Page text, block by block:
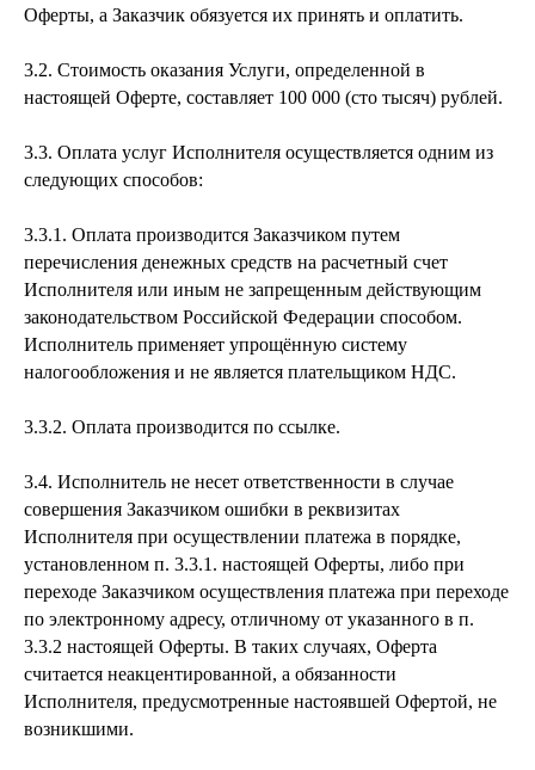
Оферты, а Заказчик обязуется их принять и оплатить.
3.2. Стоимость оказания Услуги, определенной в
настоящей Оферте, составляет 100 000 (сто тысяч) рублей.
3.3. Оплата услуг Исполнителя осуществляется одним из
следующих способов:
3.3.1. Оплата производится Заказчиком путем
перечисления денежных средств на расчетный счет
Исполнителя или иным не запрещенным действующим
законодательством Российской Федерации способом.
Исполнитель применяет упрощённую систему
налогообложения и не является плательщиком НДС.
3.3.2. Оплата производится по ссылке.
3.4. Исполнитель не несет ответственности в случае
совершения Заказчиком ошибки в реквизитах
Исполнителя при осуществлении платежа в порядке,
установленном п. 3.3.1. настоящей Оферты, либо при
переходе Заказчиком осуществления платежа при переходе
по электронному адресу, отличному от указанного в п.
3.3.2 настоящей Оферты. В таких случаях, Оферта
считается неакцентированной, а обязанности
Исполнителя, предусмотренные настоявшей Офертой, не
возникшими.